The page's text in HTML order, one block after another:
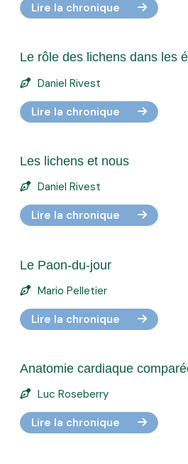
Lire la chronique
Le rôle des lichens dans les
Daniel Rivest
Lire la chronique
Les lichens et nous
Daniel Rivest
Lire la chronique
Le Paon-du-jour
Mario Pelletier
Lire la chronique
Anatomie cardiaque
Luc Roseberry
Lire la chronique